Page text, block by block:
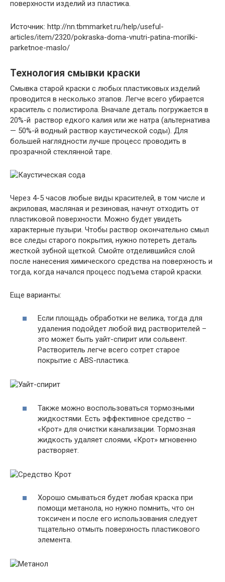
поверхности изделий из пластика.
Источник: http://nn.tbmmarket.ru/help/useful-
articles/item/2320/pokraska-doma-vnutri-patina-morilki-
parketnoe-maslo/
Технология смывки краски
Смывка старой краски с любых пластиковых изделий
проводится в несколько этапов. Легче всего убирается
краситель с полистирола. Вначале деталь погружается в
20%-й раствор едкого калия или же натра (альтернатива
— 50%-й водный раствор каустической соды). Для
большей наглядности лучше процесс проводить в
прозрачной стеклянной таре.
Через 4-5 часов любые виды красителей, в том числе и
акриловая, масляная и резиновая, начнут отходить от
пластиковой поверхности. Можно будет увидеть
характерные пузыри. Чтобы раствор окончательно смыл
все следы старого покрытия, нужно потереть деталь
жесткой зубной щеткой. Смойте отделившийся слой
после нанесения химического средства на поверхность и
тогда, когда начался процесс подъема старой краски.
Еще варианты:
Если площадь обработки не велика, тогда для
удаления подойдет любой вид растворителей –
это может быть уайт-спирит или сольвент.
Растворитель легче всего сотрет старое
покрытие с ABS-пластика.
Также можно воспользоваться тормозными
жидкостями. Есть эффективное средство –
«Крот» для очистки канализации. Тормозная
жидкость удаляет слоями, «Крот» мгновенно
растворяет.
Хорошо смываться будет любая краска при
помощи метанола, но нужно помнить, что он
токсичен и после его использования следует
тщательно отмыть поверхность пластикового
элемента.